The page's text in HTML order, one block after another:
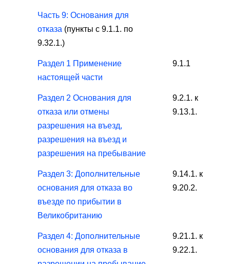
Часть 9: Основания для
отказа (пункты с 9.1.1. по
9.32.1.)
Раздел 1 Применение
настоящей части
9.1.1
Раздел 2 Основания для
отказа или отмены
разрешения на въезд,
разрешения на въезд и
разрешения на пребывание
9.2.1. к
9.13.1.
Раздел 3: Дополнительные
основания для отказа во
въезде по прибытии в
Великобританию
9.14.1. к
9.20.2.
Раздел 4: Дополнительные
основания для отказа в
9.21.1. к
9.22.1.